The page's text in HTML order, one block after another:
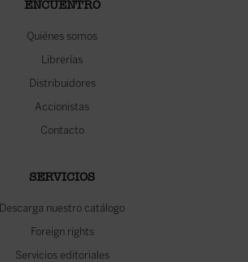
ENCUENTRO
Quiénes somos
Librerías
Distribuidores
Accionistas
Contacto
SERVICIOS
Descarga nuestro catálogo
Foreign rights
Servicios editoriales